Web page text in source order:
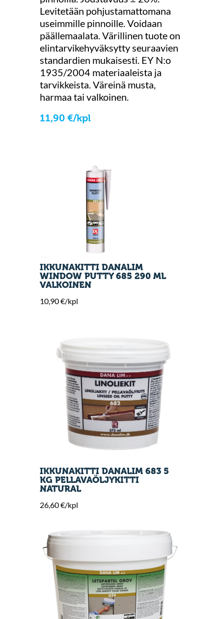
Levitetään pohjustamattomana
useimmille pinnoille. Voidaan
päällemaalata. Värillinen tuote on
elintarvikehyväksytty seuraavien
standardien mukaisesti. EY N:o
1935/2004 materiaaleista ja
tarvikkeista. Väreinä musta,
harmaa tai valkoinen.
11,90 €/kpl
IKKUNAKITTI DANALIM
WINDOW PUTTY 685 290 ML
VALKOINEN
10,90 €/kpl
IKKUNAKITTI DANALIM 683 5
KG PELLAVAÖLJYKITTI
NATURAL
26,60 €/kpl